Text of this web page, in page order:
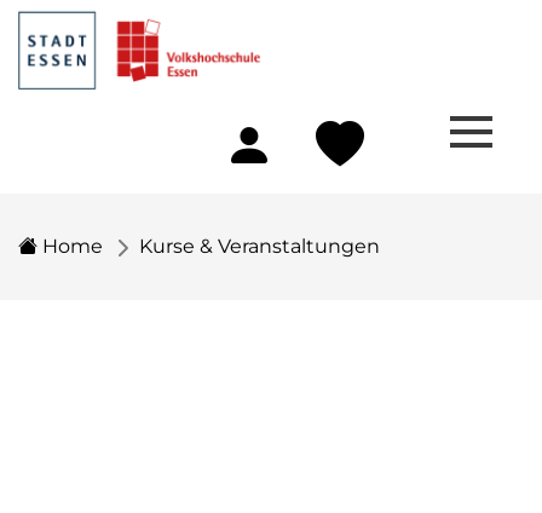
Home Kurse & Veranstaltungen